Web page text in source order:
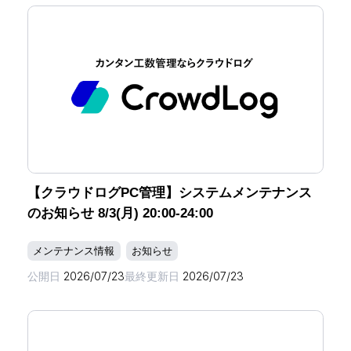
【クラウドログPC管理】システムメンテナンス
のお知らせ 8/3(月) 20:00-24:00
メンテナンス情報 お知らせ
公開日 2026/07/23最終更新日 2026/07/23